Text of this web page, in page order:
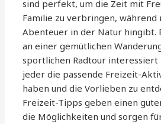
sind perfekt, um die Zeit mit
Familie zu verbringen, während
Abenteuer in der Natur hingibt.
an einer gemütlichen
sportlichen Radtour
jeder die passende Freizeit-
haben und die Vorlieben zu
Freizeit-Tipps geben einen
die Möglichkeiten und sorgen